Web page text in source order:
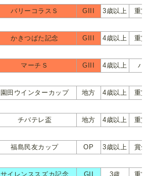
バリーコラスＳ GIII 3歳以上 重
かきつばた記念 GIII 4歳以上 重
マーチＳ GIII 4歳以上 ハ
園田ウインターカップ 地方 4歳以上 重
チバテレ盃 地方 4歳以上 重
福島民友カップ OP 3歳以上 賞
サイレンススズカ記念 GII 3歳 重